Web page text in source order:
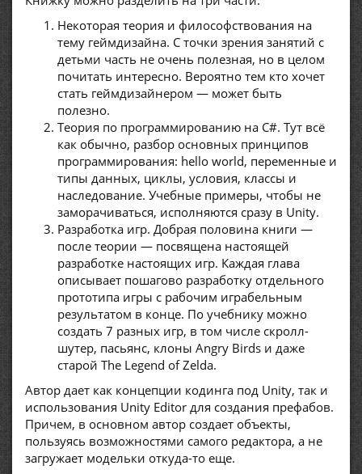
Некоторая теория и философствования на
тему геймдизайна. С точки зрения занятий с
детьми часть не очень полезная, но в целом
почитать интересно. Вероятно тем кто хочет
стать геймдизайнером — может быть
полезно.
Теория по программированию на C#. Тут всё
как обычно, разбор основных принципов
программирования: hello world, переменные и
типы данных, циклы, условия, классы и
наследование. Учебные примеры, чтобы не
заморачиваться, исполняются сразу в Unity.
Разработка игр. Добрая половина книги —
после теории — посвящена настоящей
разработке настоящих игр. Каждая глава
описывает пошагово разработку отдельного
прототипа игры с рабочим играбельным
результатом в конце. По учебнику можно
создать 7 разных игр, в том числе скролл-
шутер, пасьянс, клоны Angry Birds и даже
старой The Legend of Zelda.
Автор дает как концепции кодинга под Unity, так и
использования Unity Editor для создания префабов.
Причем, в основном автор создает объекты,
пользуясь возможностями самого редактора, а не
загружает модельки откуда-то еще.